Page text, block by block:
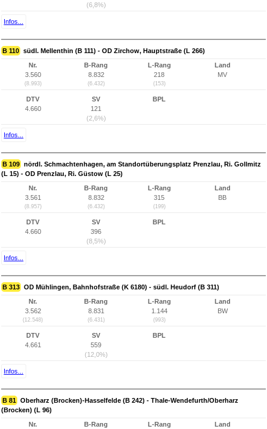
(6,8%)
Infos...
B 110 südl. Mellenthin (B 111) - OD Zirchow, Hauptstraße (L 266)
Nr.
3.560
(8.993)
B-Rang
8.832
(6.432)
L-Rang
218
(153)
Land
MV
DTV
4.660
SV
121
(2,6%)
BPL
Infos...
B 109 nördl. Schmachtenhagen, am Standortüberungsplatz Prenzlau, Ri. Gollmitz
(L 15) - OD Prenzlau, Ri. Güstow (L 25)
Nr.
3.561
(8.957)
B-Rang
8.832
(6.432)
L-Rang
315
(199)
Land
BB
DTV
4.660
SV
396
(8,5%)
BPL
Infos...
B 313 OD Mühlingen, Bahnhofstraße (K 6180) - südl. Heudorf (B 311)
Nr.
3.562
(12.548)
B-Rang
8.831
(6.431)
L-Rang
1.144
(993)
Land
BW
DTV
4.661
SV
559
(12,0%)
BPL
Infos...
B 81 Oberharz (Brocken)-Hasselfelde (B 242) - Thale-Wendefurth/Oberharz
(Brocken) (L 96)
Nr.
B-Rang
L-Rang
Land